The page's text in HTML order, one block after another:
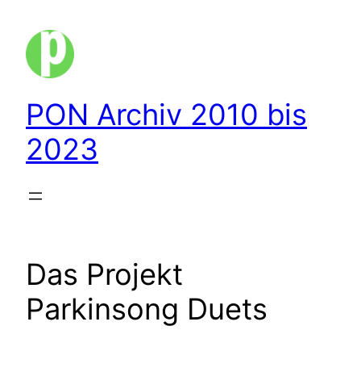
Inhalt
springen
PON Archiv 2010 bis
2023
Das Projekt
Parkinsong Duets